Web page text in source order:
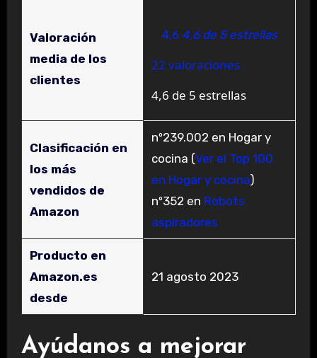
Valoración
media de los
clientes
4,6 4,6 de 5 estrellas
22 valoraciones
4,6 de 5 estrellas
Clasificación en
los más
vendidos de
Amazon
nº239.002 en Hogar y
cocina (Ver el Top 100
en Hogar y cocina)
nº352 en Robots
aspiradores
Producto en
Amazon.es
desde
21 agosto 2023
Ayúdanos a mejorar